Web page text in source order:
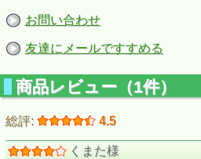
お問い合わせ
友達にメールですすめる
商品レビュー（1件）
総評: 4.5
くまた様